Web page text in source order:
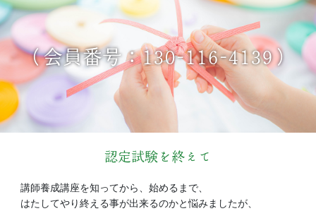
ョ
ン
メ
ニ
ー
（会員番号：130-116-4139）
認定試験を終えて
講師養成講座を知ってから、始めるまで、
はたしてやり終える事が出来るのかと悩みましたが、